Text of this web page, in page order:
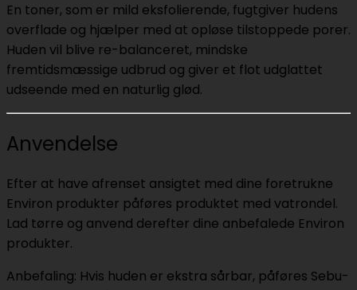
En toner, som er mild eksfolierende, fugtgiver hudens
overflade og hjælper med at opløse tilstoppede porer.
Huden vil blive re-balanceret, mindske
fremtidsmæssige udbrud og giver et flot udglattet
udseende med en naturlig glød.
Anvendelse
Efter at have afrenset ansigtet med dine foretrukne
Environ produkter påføres produktet med vatrondel.
Lad tørre og anvend derefter dine anbefalede Environ
produkter.
Anbefaling: Hvis huden er ekstra sårbar, påføres Sebu-